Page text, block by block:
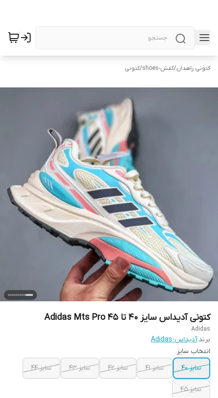
کتونی زاهدان/کفش-shoes /کتونی
کتونی آدیداس سایز 40 تا 45 Adidas Mts Pro
Adidas
برند:آدیداس-Adidas
انتخاب سایز
سایز ۴۰
سایز ۴۱ سایز ۴۲ سایز ۴۳ سایز ۴۴
سایز ۴۵